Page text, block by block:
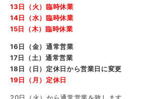
13日（火）臨時休業
14日（水）臨時休業
15日（木）臨時休業
16日（金）通常営業
17日（土）通常営業
18日（日）定休日から営業日に変更
19日（月）定休日